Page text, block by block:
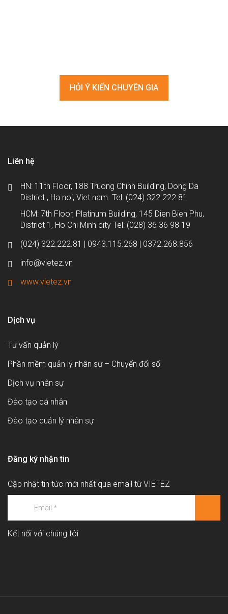
HỎI Ý KIẾN CHUYÊN GIA
Liên hệ
HN: 11th Floor, 188 Truong Chinh Building, Dong Da
District , Ha noi, Viet nam. Tel: (024) 322.222.81
HCM: 7th Floor, Platinum Building, 145 Dien Bien Phu,
District 1, Ho Chi Minh city Tel: (028) 36 36 98 19
(024) 322.222.81 | 0943.115.268 | 0372.268.856
info@vietez.vn
www.vietez.vn
Dịch vụ
Tư vấn quản lý
Phần mềm quản lý nhân sự – Chuyển đổi số
Dịch vụ nhân sự
Đào tạo cá nhân
Đào tạo quản lý nhân sự
Đăng ký nhận tin
Cập nhật tin tức mới nhất qua email từ VIETEZ
Kết nối với chúng tôi